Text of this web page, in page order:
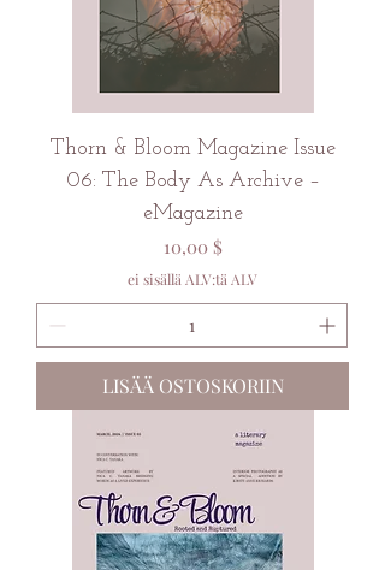
Thorn & Bloom Magazine Issue
06: The Body As Archive –
eMagazine
Hinta
10,00 $
ei sisällä ALV:tä ALV
LISÄÄ OSTOSKORIIN